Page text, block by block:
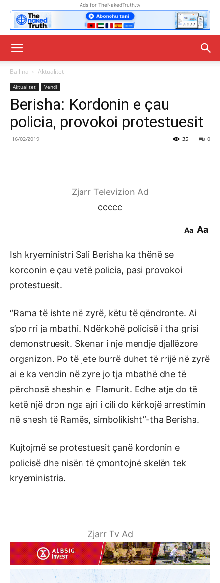
Ads for TheNakedTruth.tv
Ballina Aktualitet
Aktualitet Vendi
Berisha: Kordonin e çau
policia, provokoi protestuesit
16/02/2019 0
35
Zjarr Televizion Ad
ccccc
Aa Aa
Ish kryeministri Sali Berisha ka thënë se
kordonin e çau vetë policia, pasi provokoi
protestuesit.
“Rama të ishte në zyrë, këtu të qëndronte. Ai
s’po rri ja mbathi. Ndërkohë policisë i tha grisi
demonstruesit. Skenar i nje mendje djallëzore
organizon. Po të jete burrë duhet të rrijë në zyrë
ai e ka vendin në zyre jo tja mbathë dhe të
përdhosë sheshin e Flamurit. Edhe atje do të
ketë një dron nga ajri i cili do kërkojë arrestimin
në shesh të Ramës, simbolikisht”-tha Berisha.
Kujtojmë se protestuesit çanë kordonin e
policisë dhe nisën të çmontojnë skelën tek
kryeministria.
Zjarr Tv Ad